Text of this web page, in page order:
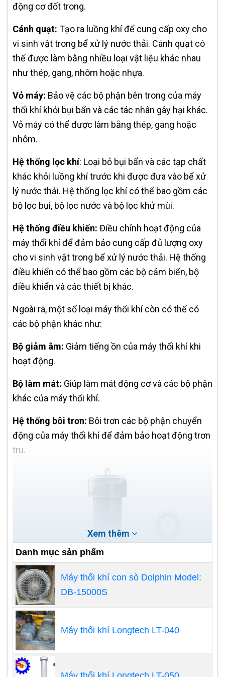
động cơ đốt trong.
Cánh quạt: Tạo ra luồng khí để cung cấp oxy cho
vi sinh vật trong bể xử lý nước thải. Cánh quạt có
thể được làm bằng nhiều loại vật liệu khác nhau
như thép, gang, nhôm hoặc nhựa.
Vỏ máy: Bảo vệ các bộ phận bên trong của máy
thổi khí khỏi bụi bẩn và các tác nhân gây hại khác.
Vỏ máy có thể được làm bằng thép, gang hoặc
nhôm.
Hệ thống lọc khí: Loại bỏ bụi bẩn và các tạp chất
khác khỏi luồng khí trước khi được đưa vào bể xử
lý nước thải. Hệ thống lọc khí có thể bao gồm các
bộ lọc bụi, bộ lọc nước và bộ lọc khử mùi.
Hệ thống điều khiển: Điều chỉnh hoạt động của
máy thổi khí để đảm bảo cung cấp đủ lượng oxy
cho vi sinh vật trong bể xử lý nước thải. Hệ thống
điều khiển có thể bao gồm các bộ cảm biến, bộ
điều khiển và các thiết bị khác.
Ngoài ra, một số loại máy thổi khí còn có thể có
các bộ phận khác như:
Bộ giảm âm: Giảm tiếng ồn của máy thổi khí khi
hoạt động.
Bộ làm mát: Giúp làm mát động cơ và các bộ phận
khác của máy thổi khí.
Hệ thống bôi trơn: Bôi trơn các bộ phận chuyển
động của máy thổi khí để đảm bảo hoạt động trơn
tru.
Xem thêm
Danh mục sản phẩm
Máy thổi khí con sò Dolphin Model:
DB-15000S
Máy thổi khí Longtech LT-040